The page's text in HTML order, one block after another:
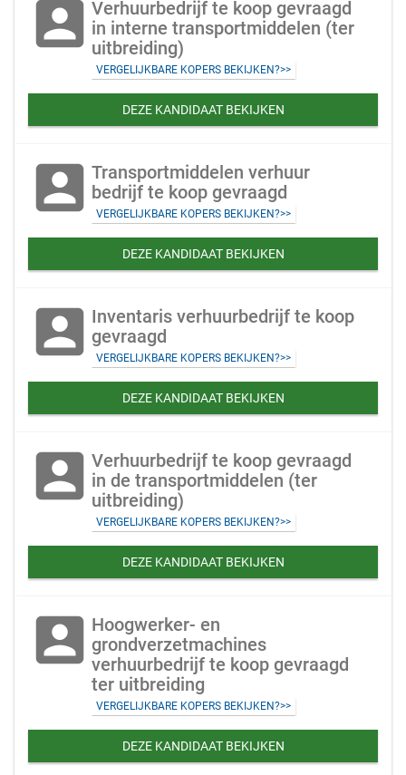
account_box Verhuurbedrijf te koop gevraagd
in interne transportmiddelen (ter
uitbreiding)
VERGELIJKBARE KOPERS BEKIJKEN?>>
DEZE KANDIDAAT BEKIJKEN
account_box Transportmiddelen verhuur
bedrijf te koop gevraagd
VERGELIJKBARE KOPERS BEKIJKEN?>>
DEZE KANDIDAAT BEKIJKEN
account_box Inventaris verhuurbedrijf te koop
gevraagd
VERGELIJKBARE KOPERS BEKIJKEN?>>
DEZE KANDIDAAT BEKIJKEN
account_box Verhuurbedrijf te koop gevraagd
in de transportmiddelen (ter
uitbreiding)
VERGELIJKBARE KOPERS BEKIJKEN?>>
DEZE KANDIDAAT BEKIJKEN
account_box Hoogwerker- en
grondverzetmachines
verhuurbedrijf te koop gevraagd
ter uitbreiding
VERGELIJKBARE KOPERS BEKIJKEN?>>
DEZE KANDIDAAT BEKIJKEN